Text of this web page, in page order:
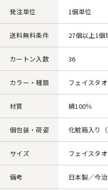
発注単位 1個単位
送料無料条件 27個以上1個
カートン入数 36
カラー・種類 フェイスタ
材質 綿100％
個包装・荷姿 化粧箱入り
サイズ フェイスタ
備考 日本製／今